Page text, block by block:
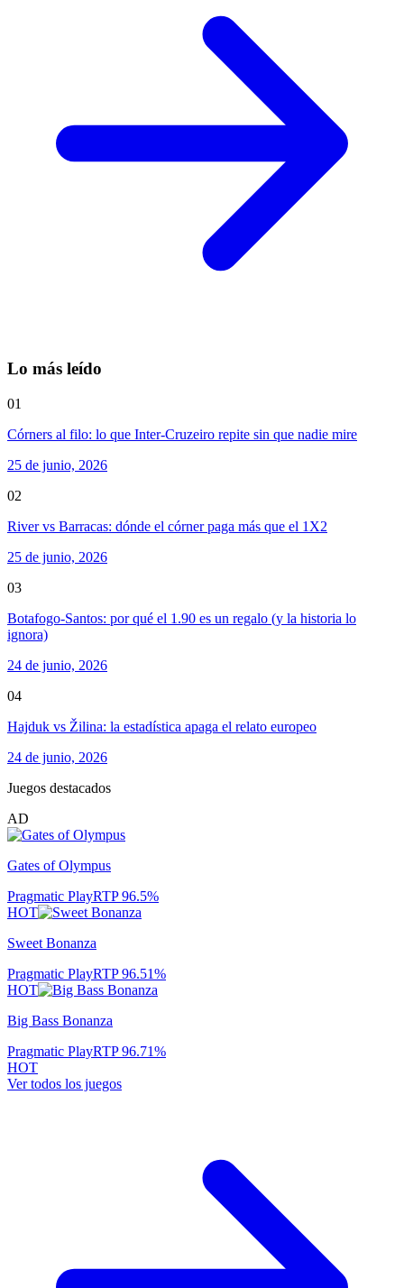
Lo más leído
01
Córners al filo: lo que Inter-Cruzeiro repite sin que nadie mire
25 de junio, 2026
02
River vs Barracas: dónde el córner paga más que el 1X2
25 de junio, 2026
03
Botafogo-Santos: por qué el 1.90 es un regalo (y la historia lo
ignora)
24 de junio, 2026
04
Hajduk vs Žilina: la estadística apaga el relato europeo
24 de junio, 2026
Juegos destacados
AD
Gates of Olympus
Pragmatic PlayRTP96.5%
HOT
Sweet Bonanza
Pragmatic PlayRTP96.51%
HOT
Big Bass Bonanza
Pragmatic PlayRTP96.71%
HOT
Ver todos los juegos